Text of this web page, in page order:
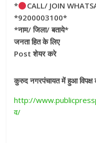
*
CALL/ JOIN
*9200003100*
*नाम/ जिला/ बताये*
जनता हित के लिए
Post शेयर करे
कुरुद नगरपंचायत में हुआ विपक्ष
http://
व/